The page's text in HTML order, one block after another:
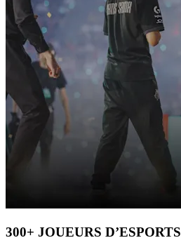
300+ JOUEURS D’ESPORTS